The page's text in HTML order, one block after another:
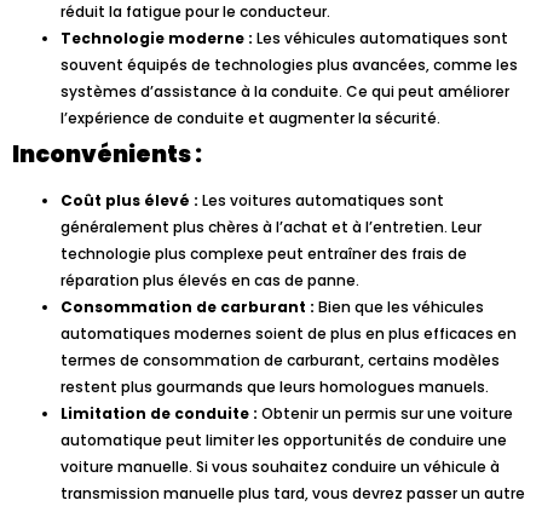
réduit la fatigue pour le conducteur.
Technologie moderne : Les véhicules automatiques sont
souvent équipés de technologies plus avancées, comme les
systèmes d’assistance à la conduite. Ce qui peut améliorer
l’expérience de conduite et augmenter la sécurité.
Inconvénients :
Coût plus élevé : Les voitures automatiques sont
généralement plus chères à l’achat et à l’entretien. Leur
technologie plus complexe peut entraîner des frais de
réparation plus élevés en cas de panne.
Consommation de carburant : Bien que les véhicules
automatiques modernes soient de plus en plus efficaces en
termes de consommation de carburant, certains modèles
restent plus gourmands que leurs homologues manuels.
Limitation de conduite : Obtenir un permis sur une voiture
automatique peut limiter les opportunités de conduire une
voiture manuelle. Si vous souhaitez conduire un véhicule à
transmission manuelle plus tard, vous devrez passer un autre